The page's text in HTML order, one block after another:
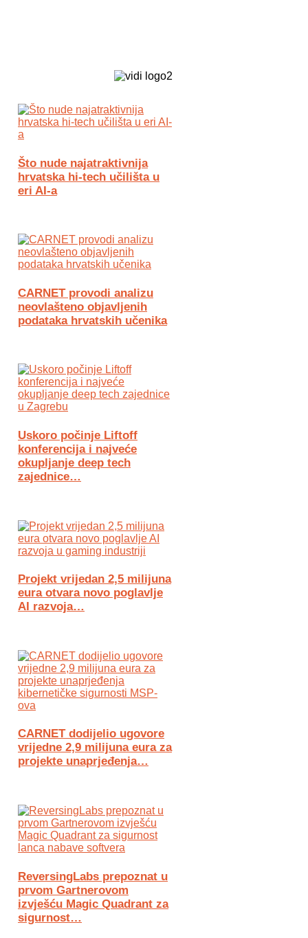
Što nude najatraktivnija
hrvatska hi-tech učilišta u
eri AI-a
CARNET provodi analizu
neovlašteno objavljenih
podataka hrvatskih učenika
Uskoro počinje Liftoff
konferencija i najveće
okupljanje deep tech
zajednice…
Projekt vrijedan 2,5 milijuna
eura otvara novo poglavlje
AI razvoja…
CARNET dodijelio ugovore
vrijedne 2,9 milijuna eura za
projekte unaprjeđenja…
ReversingLabs prepoznat u
prvom Gartnerovom
izvješću Magic Quadrant za
sigurnost…